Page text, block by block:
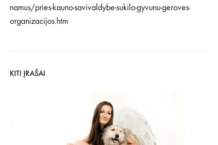
namus/pries-kauno-savivaldybe-sukilo-gyvunu-geroves-
organizacijos.htm
KITI ĮRAŠAI